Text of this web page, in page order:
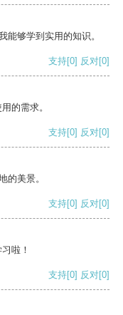
能够学到实用的知识。
支持[0] 反对[0]
的需求。
支持[0] 反对[0]
的美景。
支持[0] 反对[0]
啦！
支持[0] 反对[0]